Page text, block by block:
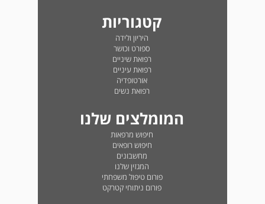
קטגוריות
היריון ולידה
ספורט וכושר
רפואת שיניים
רפואת עיניים
אורטופדיה
רפואת נשים
המומלצים שלנו
חיפוש מרפאות
חיפוש רופאים
מחשבונים
המגזין שלנו
פורום טיפול משפחתי
פורום ניתוחי קטרקט